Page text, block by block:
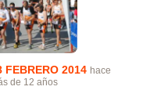
FEBRERO 2014 hace
de 12 años